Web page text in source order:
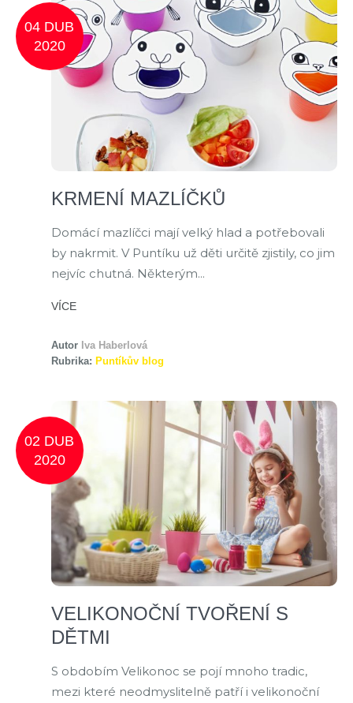
04 DUB
2020
KRMENÍ MAZLÍČKŮ
Domácí mazlíčci mají velký hlad a potřebovali
by nakrmit. V Puntíku už děti určitě zjistily, co jim
nejvíc chutná. Některým...
VÍCE
Autor Iva Haberlová
Rubrika: Puntíkův blog
02 DUB
2020
VELIKONOČNÍ TVOŘENÍ S
DĚTMI
S obdobím Velikonoc se pojí mnoho tradic,
mezi které neodmyslitelně patří i velikonoční